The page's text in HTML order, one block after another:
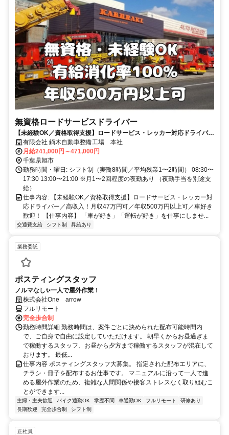
無資格ロードサービスドライバー
【未経験OK／資格取得支援】ロードサービス・レッカー対応ドライバー
／高収入！月収47万円可／年収500万円以上可／車好き歓迎！
有限会社 鏑木自動車整備工場 本社
月給241,000円～471,000円
千葉県旭市
勤務時間・曜日: シフト制（実働8時間／平均残業1〜2時間） 08:30〜
17:30 13:00〜21:00 ※月1〜2回程度の夜勤あり （夜勤手当を別途支
給）
仕事内容: 【未経験OK／資格取得支援】ロードサービス・レッカー対
応ドライバー／高収入！月収47万円可／年収500万円以上可／車好き
歓迎！ 【仕事内容】 「車が好き」「運転が好き」を仕事にしませ...
交通費支給 シフト制 昇給あり
業務委託
ポスティングスタッフ
ノルマなし✨一人で屋外作業！
株式会社One arrow
フルリモート
完全歩合制
勤務時間詳細 勤務時間は、案件ごとに決められた配布可能時間内
で、ご自身で自由に設定していただけます。 朝早くからお昼過ぎま
で稼働するスタッフ、お昼から夕方まで稼働するスタッフが混在して
おります。 最低...
仕事内容 ポスティングスタッフ大募集。 指定された配布エリアに、
チラシ・冊子を配布するお仕事です。 マニュアルに沿って一人で進
める屋外作業のため、複雑な人間関係や接客ストレスなく取り組むこ
とができます...
主婦・主夫歓迎 バイク通勤OK 学歴不問 車通勤OK フルリモート
研修あり
長期歓迎
完全歩合制 シフト制
正社員